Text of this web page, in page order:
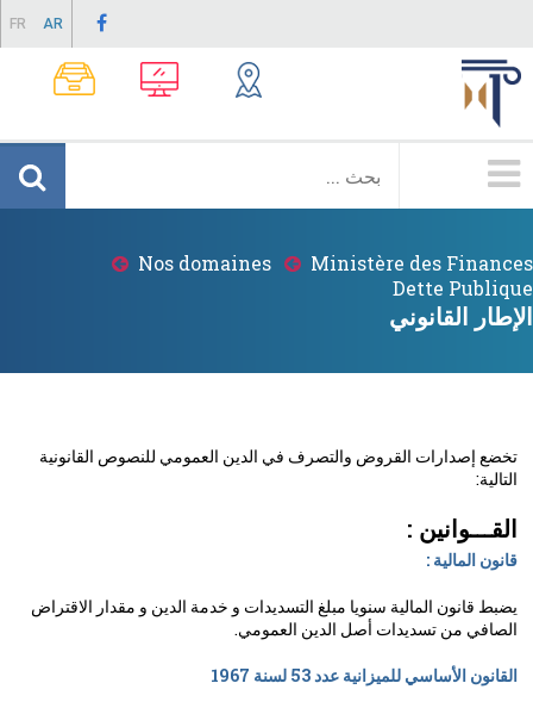
content
FR AR
Principale
Breadcrumb
Ministère des Finances
Nos domaines
Dette Publique
الإطار القانوني
تخضع إصدارات القروض والتصرف في الدين العمومي للنصوص القانونية
التالية:
القـــوانين :
قانون المالية :
يضبط قانون المالية سنويا مبلغ التسديدات و خدمة الدين و مقدار الاقتراض
الصافي من تسديدات أصل الدين العمومي.
القانون الأساسي للميزانية عدد 53 لسنة 1967